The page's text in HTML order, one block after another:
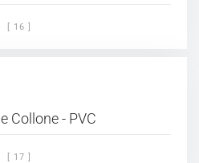
[ 16 ]
Collone - PVC
[ 17 ]